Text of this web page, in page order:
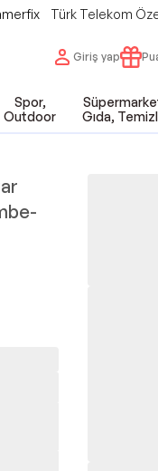
Türk Telekom
Giriş yap
Spor,
Outdoor
Gıda,